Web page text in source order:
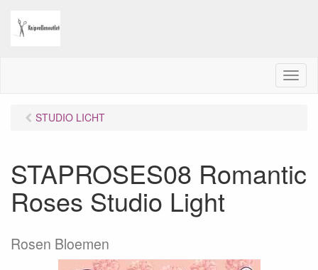
M
e
STUDIO LICHT
STAPROSES08 Romantic
Roses Studio Light
Rosen Bloemen